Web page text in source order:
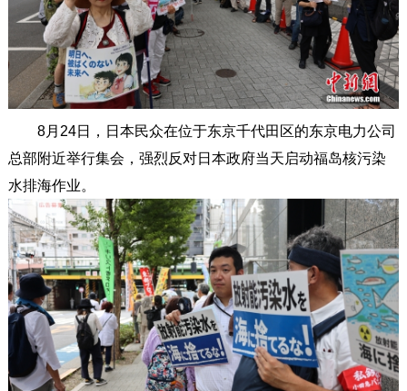
8月24日，日本民众在位于东京千代田区的东京电力公司
总部附近举行集会，强烈反对日本政府当天启动福岛核污染
水排海作业。